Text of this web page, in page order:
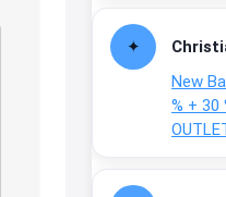
New
% + 30
Text